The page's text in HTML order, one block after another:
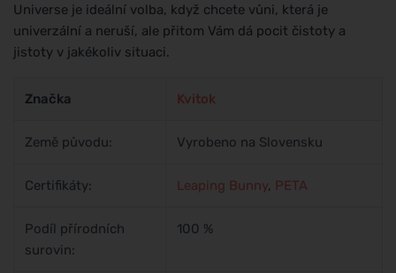
Universe je ideální volba, když chcete vůni, která je
univerzální a neruší, ale přitom Vám dá pocit čistoty a
jistoty v jakékoliv situaci.
Značka Kvitok
Země původu: Vyrobeno na Slovensku
Certifikáty: Leaping Bunny PETA
Podíl přírodních
surovin:
100 %